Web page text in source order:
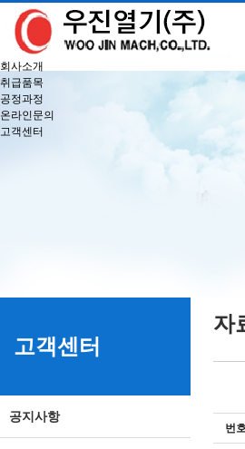
회사소개
취급품목
공정과정
온라인문의
고객센터
고객센터
공지사항
자
번